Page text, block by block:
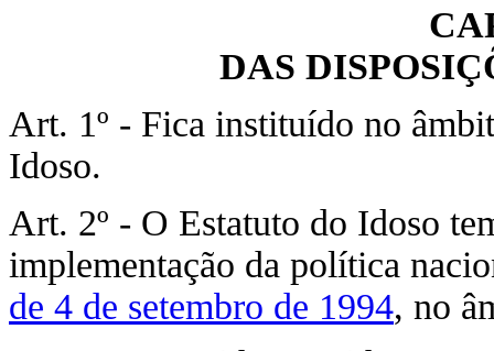
DAS
Art. 1º - Fica instituído no
Idoso.
Art. 2º - O Estatuto do Idoso
implementação da política
de 4 de setembro de 1994, no